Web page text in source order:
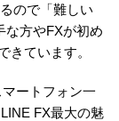
ので「難しい
な方やFXが初め
きています。
ートフォン一
FX最大の魅